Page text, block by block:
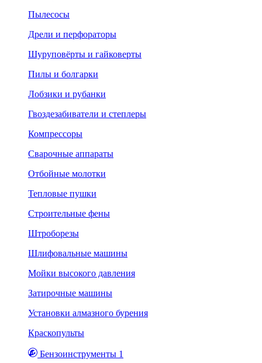
Пылесосы
Дрели и перфораторы
Шуруповёрты и гайковерты
Пилы и болгарки
Лобзики и рубанки
Гвоздезабиватели и степлеры
Компрессоры
Сварочные аппараты
Отбойные молотки
Тепловые пушки
Строительные фены
Штроборезы
Шлифовальные машины
Мойки высокого давления
Затирочные машины
Установки алмазного бурения
Краскопульты
Бензоинструменты 1